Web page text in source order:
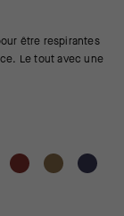
être respirantes
Le tout avec une